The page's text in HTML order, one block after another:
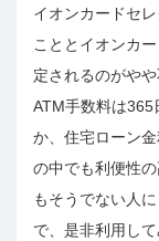
イオンカードセ
こととイオンカ
定されるのがや
ATM手数料は365
か、住宅ローン
の中でも利便性
もそうでない人
で、是非利用して